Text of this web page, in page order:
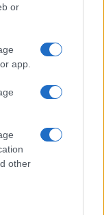
or
app.
other
3 ottobre 2023